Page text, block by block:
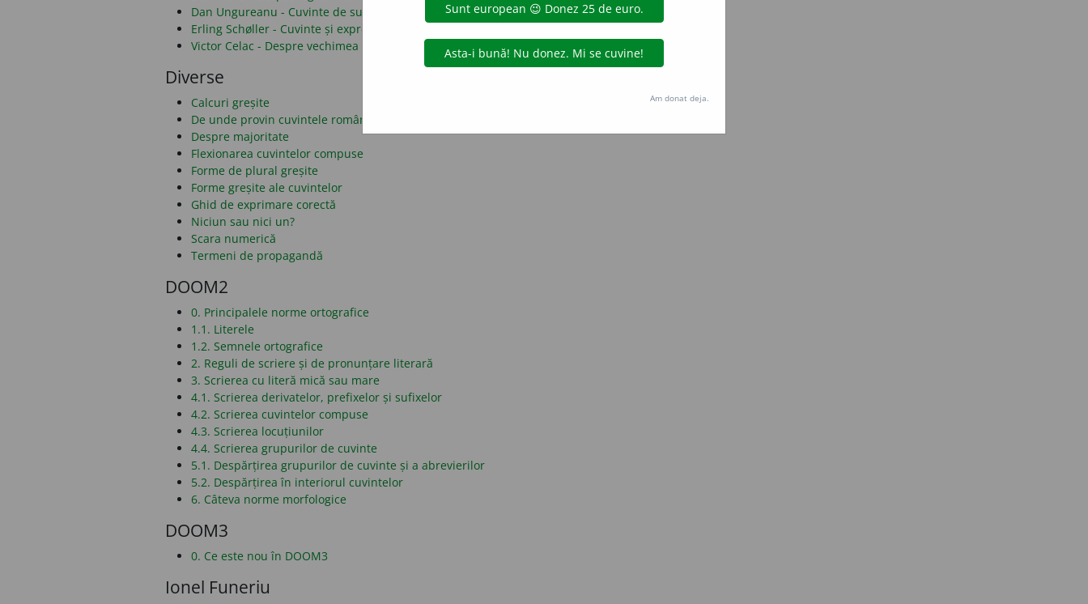
Dan Ungureanu - Cuvinte de substrat? Da. Cuvinte dacice? Nu.
Erling Schøller - Cuvinte și expresii obscene în limba română
Victor Celac - Despre vechimea și originea cuvântului «da» în limba română
Diverse
Calcuri greșite
De unde provin cuvintele românești
Despre majoritate
Flexionarea cuvintelor compuse
Forme de plural greșite
Forme greșite ale cuvintelor
Ghid de exprimare corectă
Niciun sau nici un?
Scara numerică
Termeni de propagandă
DOOM2
0. Principalele norme ortografice
1.1. Literele
1.2. Semnele ortografice
2. Reguli de scriere și de pronunțare literară
3. Scrierea cu literă mică sau mare
4.1. Scrierea derivatelor, prefixelor și sufixelor
4.2. Scrierea cuvintelor compuse
4.3. Scrierea locuțiunilor
4.4. Scrierea grupurilor de cuvinte
5.1. Despărțirea grupurilor de cuvinte și a abrevierilor
5.2. Despărțirea în interiorul cuvintelor
6. Câteva norme morfologice
DOOM3
0. Ce este nou în DOOM3
Ionel Funeriu
Am donat deja.